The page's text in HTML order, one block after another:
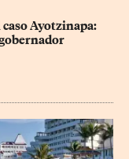
Ayotzinapa: